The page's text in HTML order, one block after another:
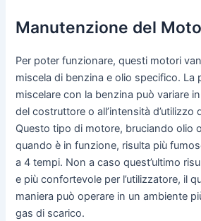
Manutenzione del
Per poter funzionare, questi motori
miscela di benzina e olio specifico. La
miscelare con la benzina può variare
del costruttore o all’intensità d’utilizzo
Questo tipo di motore, bruciando olio
quando è in funzione, risulta più
a 4 tempi. Non a caso quest’ultimo
e più confortevole per l’utilizzatore, il
maniera può operare in un ambiente
gas di scarico.